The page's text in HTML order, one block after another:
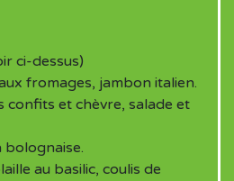
ci-dessus)
fromages, jambon italien.
confits et chèvre, salade et
bolognaise.
au basilic, coulis de